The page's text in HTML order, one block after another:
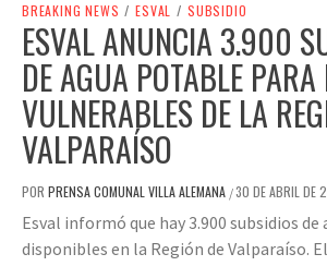
BREAKING NEWS / ESVAL / SUBSIDIO
ESVAL ANUNCIA 3.900
DE AGUA POTABLE
VULNERABLES DE LA
VALPARAÍSO
POR PRENSA COMUNAL VILLA ALEMANA /30 DE ABRIL DE
Esval informó que hay 3.900 subsidios
disponibles en la Región de Valparaíso.